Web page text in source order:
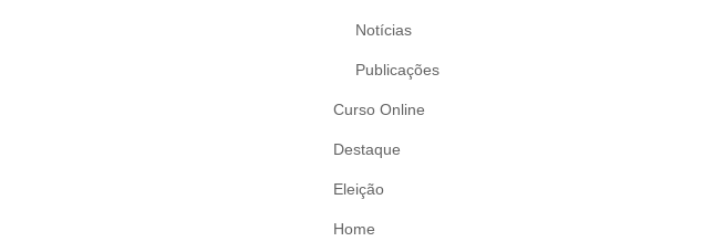
Notícias
Publicações
Curso Online
Destaque
Eleição
Home